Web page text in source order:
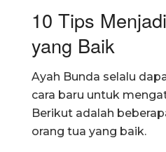
10 Tips
yang Baik
Ayah Bunda selalu
cara baru untuk
Berikut adalah
orang tua yang baik.